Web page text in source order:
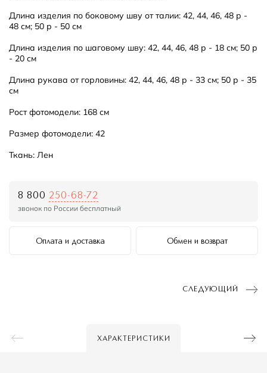
Длина изделия по боковому шву от талии: 42, 44, 46, 48 р -
48 см; 50 р - 50 см
Длина изделия по шаговому шву: 42, 44, 46, 48 р - 18 см; 50 р
- 20 см
Длина рукава от горловины: 42, 44, 46, 48 р - 33 см; 50 р - 35
см
Рост фотомодели: 168 см
Размер фотомодели: 42
Ткань: Лен
8 800 250-68-72
звонок по России бесплатный
Оплата и доставка Обмен и возврат
СЛЕДУЮЩИЙ
ХАРАКТЕРИСТИКИ